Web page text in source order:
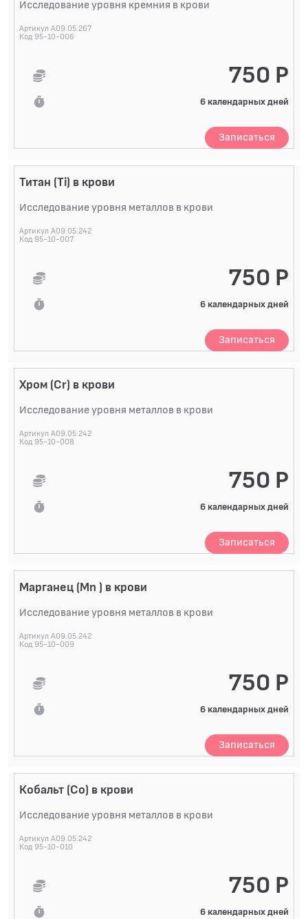
Исследование уровня кремния в крови
Артикул A09.05.267
Код 95-10-006
750 Р
6 календарных дней
Записаться
Титан (Ti) в крови
Исследование уровня металлов в крови
Артикул A09.05.242
Код 95-10-007
750 Р
6 календарных дней
Записаться
Хром (Cr) в крови
Исследование уровня металлов в крови
Артикул A09.05.242
Код 95-10-008
750 Р
6 календарных дней
Записаться
Марганец (Mn ) в крови
Исследование уровня металлов в крови
Артикул A09.05.242
Код 95-10-009
750 Р
6 календарных дней
Записаться
Кобальт (Co) в крови
Исследование уровня металлов в крови
Артикул A09.05.242
Код 95-10-010
750 Р
6 календарных дней